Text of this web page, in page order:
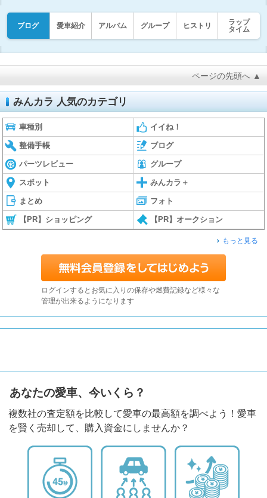
ブログ 愛車紹介 アルバム グループ ヒストリ
ラップ
タイム
ページの先頭へ ▲
みんカラ 人気のカテゴリ
車種別 イイね！
整備手帳 ブログ
パーツレビュー グループ
スポット みんカラ＋
まとめ フォト
【PR】ショッピング 【PR】オークション
もっと見る
ログインするとお気に入りの保存や燃費記録など様々な
管理が出来るようになります
あなたの愛車、今いくら？
複数社の査定額を比較して愛車の最高額を調べよう！愛車
を賢く売却して、購入資金にしませんか？